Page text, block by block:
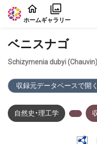
本文に飛ぶ
ホームギャラリー
ベニスナゴ
Schizymenia dubyi
収録元データベースで開く
自然史・理工学